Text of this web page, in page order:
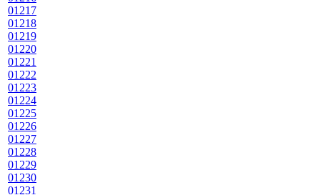
01217
01218
01219
01220
01221
01222
01223
01224
01225
01226
01227
01228
01229
01230
01231